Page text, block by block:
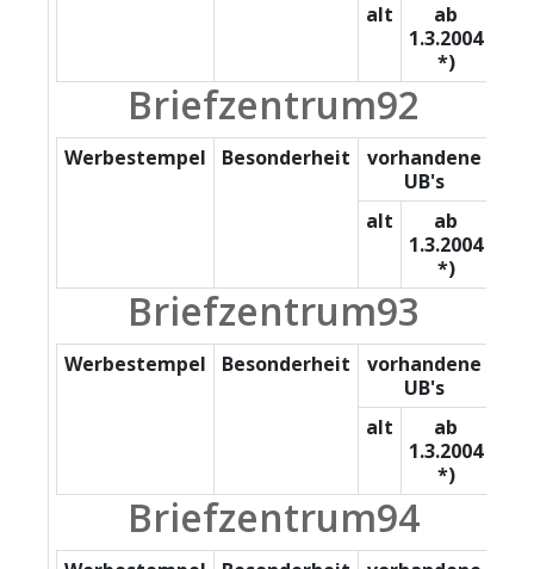
alt
ab
1.3.2004
*)
Briefzentrum92
Werbestempel Besonderheit
vorhandene
UB's
alt
ab
1.3.2004
*)
Briefzentrum93
Werbestempel Besonderheit
vorhandene
UB's
alt
ab
1.3.2004
*)
Briefzentrum94